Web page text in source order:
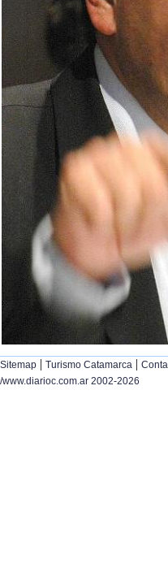
Sitemap | Turismo Catamarca |
/www.diarioc.com.ar 2002-2026